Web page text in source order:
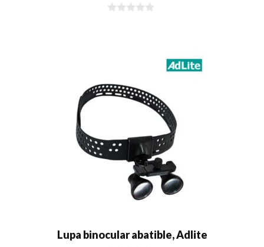
Lupa binocular abatible, Adlite